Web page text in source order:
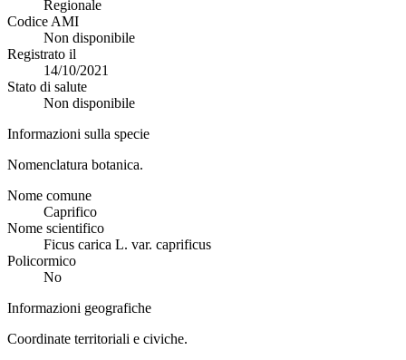
Regionale
Codice AMI
Non disponibile
Registrato il
14/10/2021
Stato di salute
Non disponibile
Informazioni sulla specie
Nomenclatura botanica.
Nome comune
Caprifico
Nome scientifico
Ficus carica L. var. caprificus
Policormico
No
Informazioni geografiche
Coordinate territoriali e civiche.